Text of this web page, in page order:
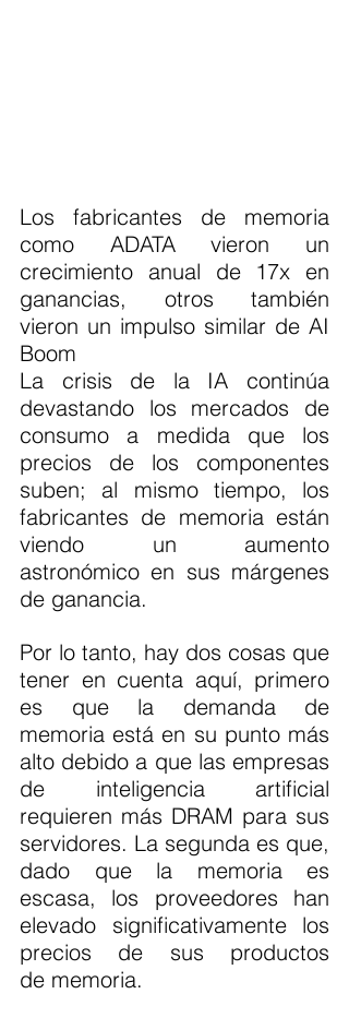
Los fabricantes de memoria
como ADATA vieron un
crecimiento anual de 17x en
ganancias, otros también
vieron un impulso similar de AI
Boom
La crisis de la IA continúa
devastando los mercados de
consumo a medida que los
precios de los componentes
suben; al mismo tiempo, los
fabricantes de memoria están
viendo un aumento
astronómico en sus márgenes
de ganancia.
Por lo tanto, hay dos cosas que
tener en cuenta aquí, primero
es que la demanda de
memoria está en su punto más
alto debido a que las empresas
de inteligencia artificial
requieren más DRAM para sus
servidores. La segunda es que,
dado que la memoria es
escasa, los proveedores han
elevado significativamente los
precios de sus productos
de memoria.